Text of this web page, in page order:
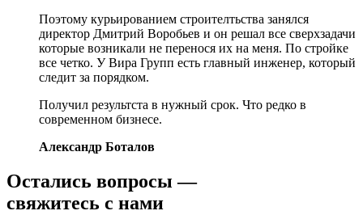
Поэтому курьированием строителтьства занялся
директор Дмитрий Воробьев и он решал все сверхзадачи
которые возникали не перенося их на меня. По стройке
все четко. У Вира Групп есть главный инженер, который
следит за порядком.
Получил результста в нужный срок. Что редко в
современном бизнесе.
Александр Боталов
Остались вопросы —
свяжитесь с нами